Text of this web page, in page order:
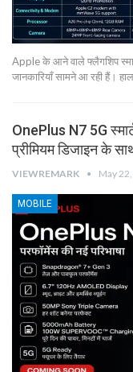
Apple के आने वाले फ्लैगशिप
जानकारियाँ सामने आ रही हैं।
OnePlus N7 5G
प्रीमियम डिजाइन के
VIEWREMARK May
MOBILE